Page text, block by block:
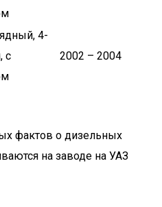
4-
с
2002 – 2004
фактов о дизельных
на заводе на УАЗ